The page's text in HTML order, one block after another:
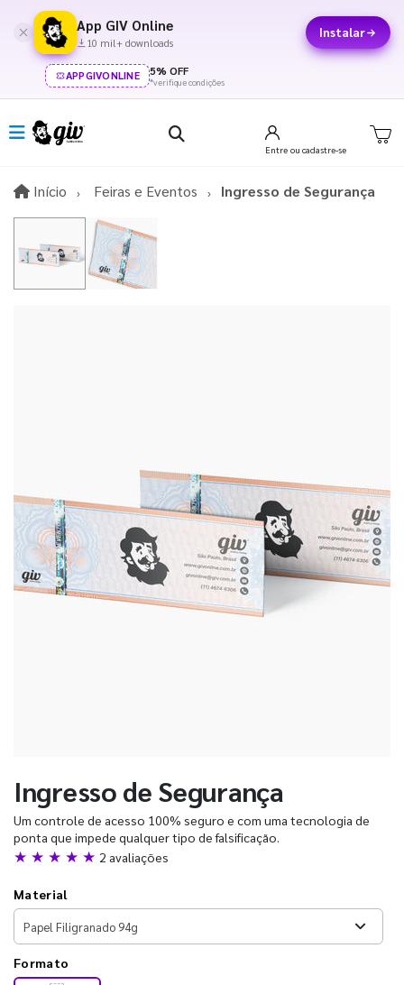
App GIV Online
10 mil+ downloads
Instalar
APPGIVONLINE 5% OFF
*verifique condições
Entre ou cadastre-se
Início InícioFeiras e Eventos Ingresso de Segurança
Ingresso de Segurança
Um controle de acesso 100% seguro e com uma tecnologia de
ponta que impede qualquer tipo de falsificação.
★ ★ ★ ★ ★ 2 avaliações
Material
Formato